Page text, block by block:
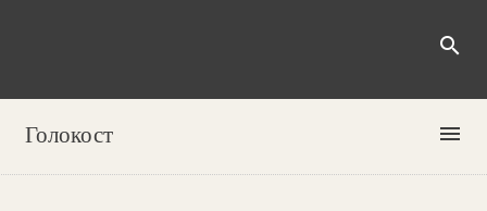
search
Голокост menu